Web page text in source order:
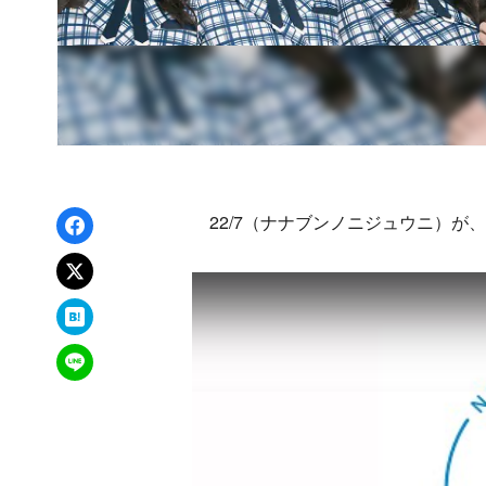
Facebookでシェア
xでポスト
はてなブックマーク
LINEで送る
22/7（ナナブンノニジュウニ）が